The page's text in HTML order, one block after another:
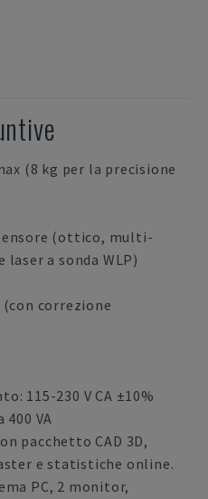
(8 kg per la precisione
(ottico, multi-
laser a sonda WLP)
(con correzione
115-230 V CA ±10%
VA
pacchetto CAD 3D,
e statistiche online.
PC, 2 monitor,